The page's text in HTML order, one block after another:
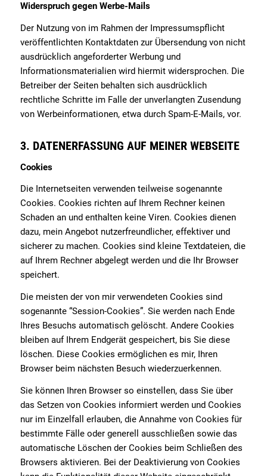
Widerspruch gegen Werbe-Mails
Der Nutzung von im Rahmen der Impressumspflicht
veröffentlichten Kontaktdaten zur Übersendung von nicht
ausdrücklich angeforderter Werbung und
Informationsmaterialien wird hiermit widersprochen. Die
Betreiber der Seiten behalten sich ausdrücklich
rechtliche Schritte im Falle der unverlangten Zusendung
von Werbeinformationen, etwa durch Spam-E-Mails, vor.
3. DATENERFASSUNG AUF MEINER WEBSEITE
Cookies
Die Internetseiten verwenden teilweise sogenannte
Cookies. Cookies richten auf Ihrem Rechner keinen
Schaden an und enthalten keine Viren. Cookies dienen
dazu, mein Angebot nutzerfreundlicher, effektiver und
sicherer zu machen. Cookies sind kleine Textdateien, die
auf Ihrem Rechner abgelegt werden und die Ihr Browser
speichert.
Die meisten der von mir verwendeten Cookies sind
sogenannte “Session-Cookies”. Sie werden nach Ende
Ihres Besuchs automatisch gelöscht. Andere Cookies
bleiben auf Ihrem Endgerät gespeichert, bis Sie diese
löschen. Diese Cookies ermöglichen es mir, Ihren
Browser beim nächsten Besuch wiederzuerkennen.
Sie können Ihren Browser so einstellen, dass Sie über
das Setzen von Cookies informiert werden und Cookies
nur im Einzelfall erlauben, die Annahme von Cookies für
bestimmte Fälle oder generell ausschließen sowie das
automatische Löschen der Cookies beim Schließen des
Browsers aktivieren. Bei der Deaktivierung von Cookies